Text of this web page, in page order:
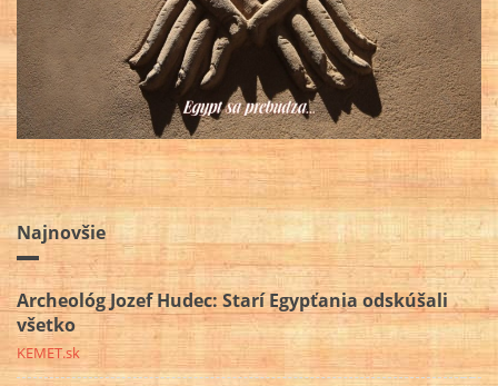
Najnovšie
Archeológ Jozef Hudec: Starí Egypťania odskúšali
všetko
KEMET.sk